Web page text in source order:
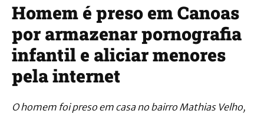
Homem é preso em Canoas
por armazenar pornografia
infantil e aliciar menores
pela internet
O homem foi preso em casa no bairro Mathias Velho,